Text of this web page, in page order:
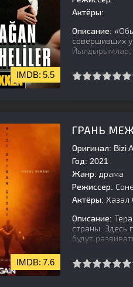
5.5
Актёры:
Описание:
совершивших
Йылдырымлар,
7.6
ГРАНЬ
Оригинал: Bizi
Год: 2021
Жанр: драма
Режиссер:
Актёры: Хазал
Описание:
страны. Здесь
будут